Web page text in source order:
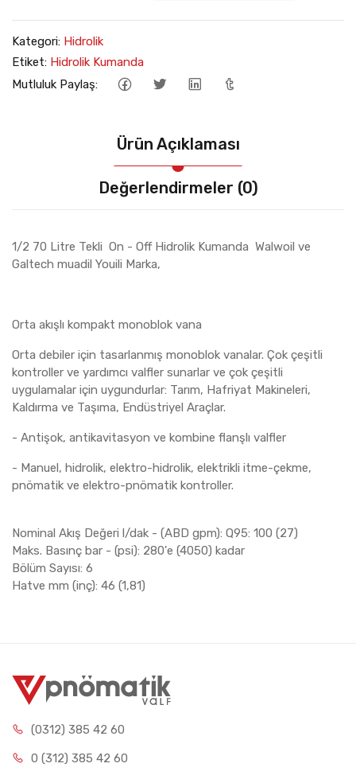
Kategori: Hidrolik
Etiket: Hidrolik Kumanda
Mutluluk Paylaş:
Ürün Açıklaması
Değerlendirmeler (0)
1/2 70 Litre Tekli On - Off Hidrolik Kumanda Walwoil ve
Galtech muadil Youili Marka,
Orta akışlı kompakt monoblok vana
Orta debiler için tasarlanmış monoblok vanalar. Çok çeşitli
kontroller ve yardımcı valfler sunarlar ve çok çeşitli
uygulamalar için uygundurlar: Tarım, Hafriyat Makineleri,
Kaldırma ve Taşıma, Endüstriyel Araçlar.
- Antişok, antikavitasyon ve kombine flanşlı valfler
- Manuel, hidrolik, elektro-hidrolik, elektrikli itme-çekme,
pnömatik ve elektro-pnömatik kontroller.
Nominal Akış Değeri l/dak - (ABD gpm): Q95: 100 (27)
Maks. Basınç bar - (psi): 280'e (4050) kadar
Bölüm Sayısı: 6
Hatve mm (inç): 46 (1,81)
(0312) 385 42 60
0 (312) 385 42 60